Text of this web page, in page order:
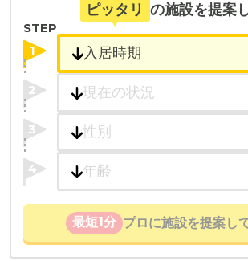
ピッタリ の施設を提案
STEP
1
2
3
4
最短1分 プロに施設を提案し